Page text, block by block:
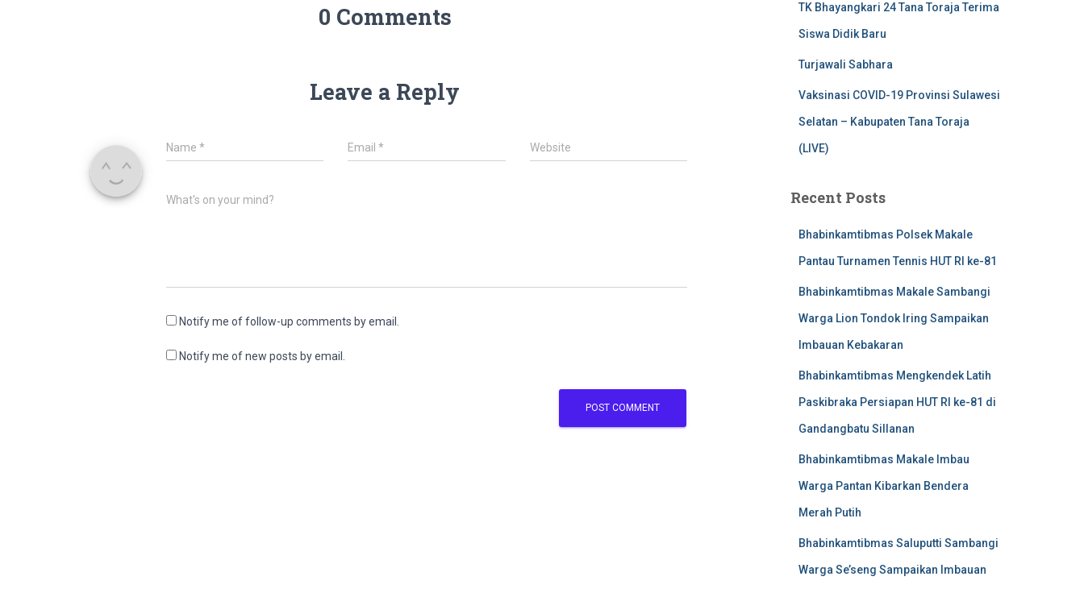
0 Comments
Leave a Reply
Name * Email* Website
What's on your mind?
Notify me of follow-up comments by email.
Notify me of new posts by email.
TK Bhayangkari 24 Tana Toraja Terima
Siswa Didik Baru
Turjawali Sabhara
Vaksinasi COVID-19 Provinsi Sulawesi
Selatan – Kabupaten Tana Toraja
(LIVE)
Recent Posts
Bhabinkamtibmas Polsek Makale
Pantau Turnamen Tennis HUT RI ke-81
Bhabinkamtibmas Makale Sambangi
Warga Lion Tondok Iring Sampaikan
Imbauan Kebakaran
Bhabinkamtibmas Mengkendek Latih
Paskibraka Persiapan HUT RI ke-81 di
Gandangbatu Sillanan
Bhabinkamtibmas Makale Imbau
Warga Pantan Kibarkan Bendera
Merah Putih
Bhabinkamtibmas Saluputti Sambangi
Warga Se’seng Sampaikan Imbauan